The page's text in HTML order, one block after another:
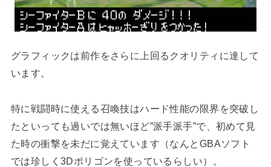
グラフィックは前作をさらに上回るクオリティに達して
います。
特に戦闘時に使える召喚技はハード性能の限界を突破し
たといっても過いでは無いほど”派手派手”で、初めて見
た時の衝撃を未だに覚えています（なんとGBAソフト
では珍しく3Dポリゴンを使っているらしい）。